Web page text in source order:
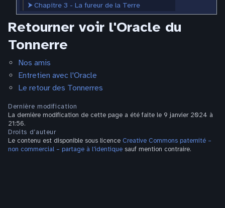
⮞Chapitre 3 - La fureur de la Terre
Retourner voir l'Oracle du
Tonnerre
Nos amis
Entretien avec l'Oracle
Le retour des Tonnerres
Dernière modification
La dernière modification de cette page a été faite le 9 janvier 2024 à
21:56.
Droits d’auteur
Le contenu est disponible sous licence Creative Commons paternité –
non commercial – partage à l’identique sauf mention contraire.